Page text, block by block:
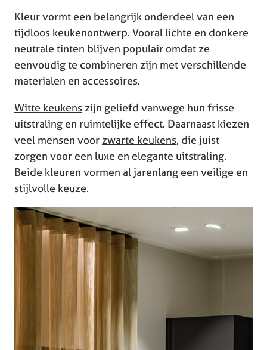
Kleur vormt een belangrijk onderdeel van een
tijdloos keukenontwerp. Vooral lichte en donkere
neutrale tinten blijven populair omdat ze
eenvoudig te combineren zijn met verschillende
materialen en accessoires.
Witte keukenszijn geliefd vanwege hun frisse
uitstraling en ruimtelijke effect. Daarnaast kiezen
veel mensen voorzwarte keukens, die juist
zorgen voor een luxe en elegante uitstraling.
Beide kleuren vormen al jarenlang een veilige en
stijlvolle keuze.